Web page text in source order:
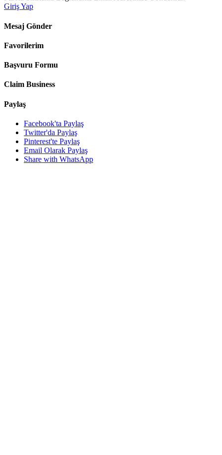
Giriş Yap
Mesaj Gönder
Favorilerim
Başvuru Formu
Claim Business
Paylaş
Facebook'ta Paylaş
Twitter'da Paylaş
Pinterest'te Paylaş
Email Olarak Paylaş
Share with WhatsApp